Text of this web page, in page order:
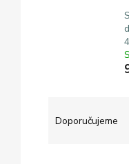
Doporučujeme